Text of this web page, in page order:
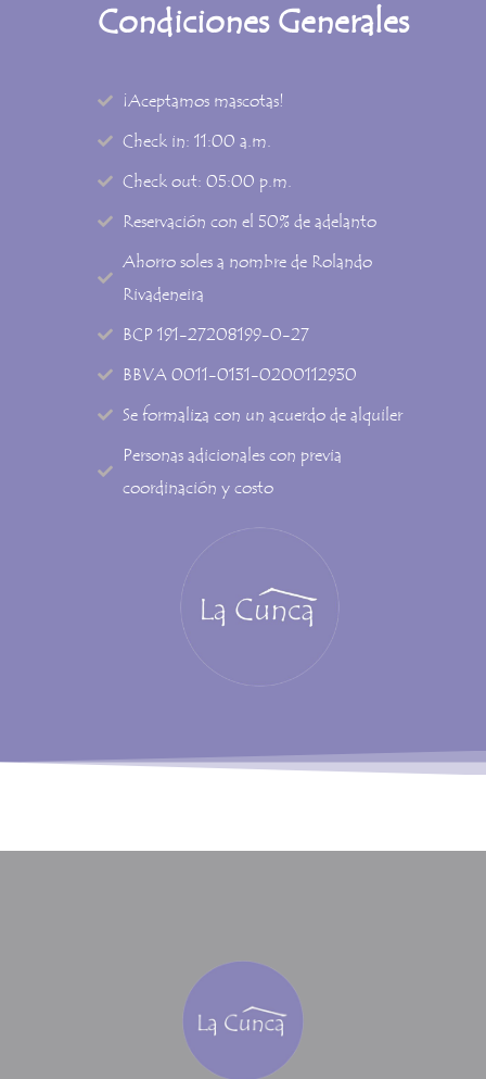
Condiciones Generales
¡Aceptamos mascotas!
Check in: 11:00 a.m.
Check out: 05:00 p.m.
Reservación con el 50% de adelanto
Ahorro soles a nombre de Rolando
Rivadeneira
BCP 191-27208199-0-27
BBVA 0011-0131-0200112930
Se formaliza con un acuerdo de alquiler
Personas adicionales con previa
coordinación y costo